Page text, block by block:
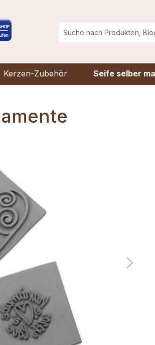
Kerzen-Zubehör Seife selber